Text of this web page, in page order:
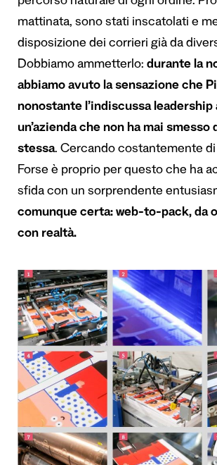
mattinata, sono stati inscatolati e
disposizione dei corrieri già da
Dobbiamo ammetterlo: durante la
abbiamo avuto la sensazione che
nonostante l’indiscussa
un’azienda che non ha mai smesso
stessa. Cercando costantemente
Forse è proprio per questo che ha
sfida con un sorprendente
comunque certa: web-to-pack, da
con realtà.